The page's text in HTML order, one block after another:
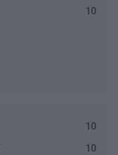
10
10
10